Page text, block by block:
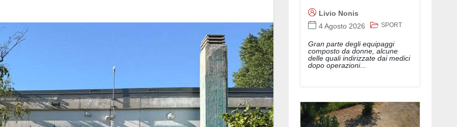
Livio Nonis
4 Agosto 2026
SPORT
Gran parte degli equipaggi
composto da donne, alcune
delle quali indirizzate dai medici
dopo operazioni...